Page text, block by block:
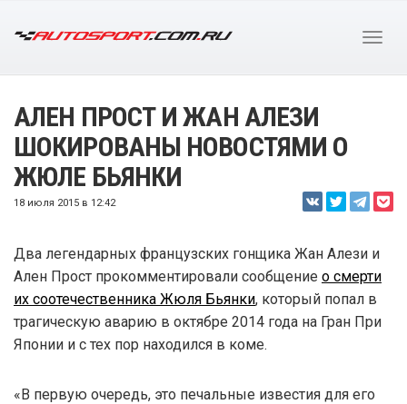
АЛЕН ПРОСТ И ЖАН АЛЕЗИ
ШОКИРОВАНЫ НОВОСТЯМИ О
ЖЮЛЕ БЬЯНКИ
18 июля 2015 в 12:42
Два легендарных французских гонщика Жан Алези и
Ален Прост прокомментировали сообщение о смерти
их соотечественника Жюля Бьянки, который попал в
трагическую аварию в октябре 2014 года на Гран При
Японии и с тех пор находился в коме.
«В первую очередь, это печальные известия для его